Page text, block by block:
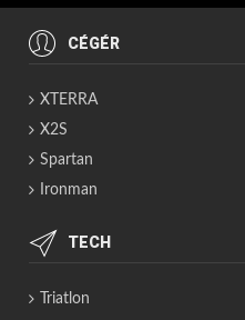
CÉGÉR
XTERRA
X2S
Spartan
Ironman
TECH
Triatlon